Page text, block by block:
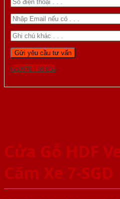
Gọi 0976.169.864
Cửa Gỗ HDF
Căm Xe 7-SGD